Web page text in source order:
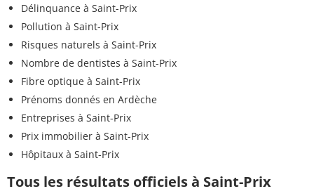
Délinquance à Saint-Prix
Pollution à Saint-Prix
Risques naturels à Saint-Prix
Nombre de dentistes à Saint-Prix
Fibre optique à Saint-Prix
Prénoms donnés en Ardèche
Entreprises à Saint-Prix
Prix immobilier à Saint-Prix
Hôpitaux à Saint-Prix
Tous les résultats officiels à Saint-Prix